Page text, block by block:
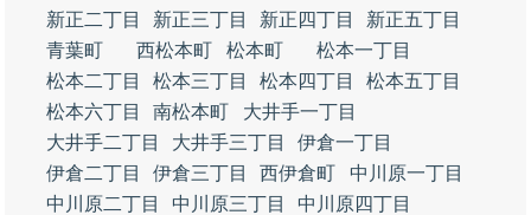
新正二丁目
新正三丁目 新正四丁目
新正五丁目
青葉町
西松本町 松本町
松本一丁目
松本二丁目
松本三丁目 松本四丁目
松本五丁目
松本六丁目
南松本町
大井手一丁目
大井手二丁目
大井手三丁目
伊倉一丁目
伊倉二丁目
伊倉三丁目 西伊倉町
中川原一丁目
中川原二丁目
中川原三丁目
中川原四丁目